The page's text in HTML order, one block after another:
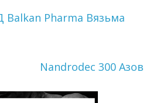
Pharma Вязьма
Nandrodec 300 Азов